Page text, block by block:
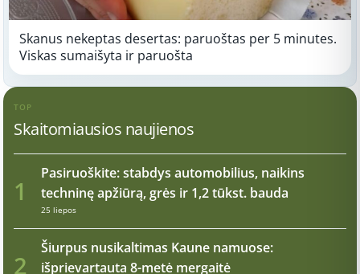
Skanus nekeptas desertas: paruoštas per 5 minutes.
Viskas sumaišyta ir paruošta
TOP
Skaitomiausios naujienos
1
Pasiruoškite: stabdys automobilius, naikins
techninę apžiūrą, grės ir 1,2 tūkst. bauda
25 liepos
2
Šiurpus nusikaltimas Kaune namuose:
išprievartauta 8-metė mergaitė